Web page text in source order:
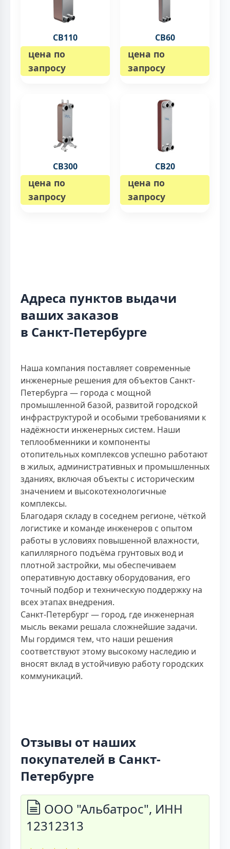
CB110
цена по
запросу
CB60
цена по
запросу
CB300
цена по
запросу
CB20
цена по
запросу
Адреса пунктов выдачи
ваших заказов
в Санкт-Петербурге
Наша компания поставляет современные
инженерные решения для объектов Санкт-
Петербурга — города с мощной
промышленной базой, развитой городской
инфраструктурой и особыми требованиями к
надёжности инженерных систем. Наши
теплообменники и компоненты
отопительных комплексов успешно работают
в жилых, административных и промышленных
зданиях, включая объекты с историческим
значением и высокотехнологичные
комплексы.
Благодаря складу в соседнем регионе, чёткой
логистике и команде инженеров с опытом
работы в условиях повышенной влажности,
капиллярного подъёма грунтовых вод и
плотной застройки, мы обеспечиваем
оперативную доставку оборудования, его
точный подбор и техническую поддержку на
всех этапах внедрения.
Санкт-Петербург — город, где инженерная
мысль веками решала сложнейшие задачи.
Мы гордимся тем, что наши решения
соответствуют этому высокому наследию и
вносят вклад в устойчивую работу городских
коммуникаций.
Отзывы от наших
покупателей в Санкт-
Петербурге
ООО "Альбатрос", ИНН
12312313